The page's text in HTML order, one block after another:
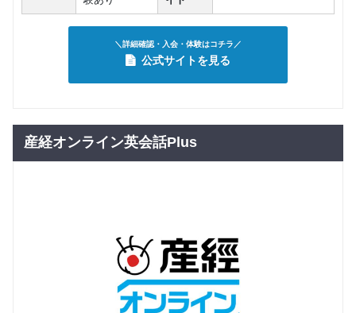
＼詳細確認・入会・体験はコチラ／
公式サイトを見る
産経オンライン英会話Plus